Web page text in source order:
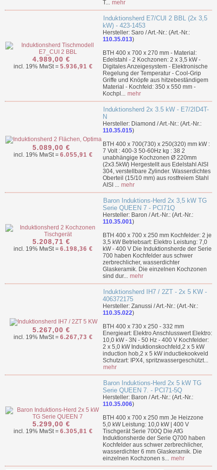
T... mehr
4.989,00 €
incl. 19% MwSt = 5.936,91 €
Induktionsherd E7/CUI 2 BBL (2x 3,5
kW) - 423-1453
Hersteller: Saro / Art.-Nr.: (Art.-Nr.:
110.35.013)
BTH 400 x 700 x 270 mm - Material:
Edelstahl - 2 Kochzonen: 2 x 3,5 kW -
Digitales Anzeigesystem - Elektronische
Regelung der Temperatur - Cool-Grip
Griffe und Knöpfe aus hitzebeständigem
Material - Kochfeld: 350 x 550 mm -
Kochpl... mehr
5.089,00 €
incl. 19% MwSt = 6.055,91 €
Induktionsherd 2x 3.5 kW - E7/2ID4T-
N
Hersteller: Diamond / Art.-Nr.: (Art.-Nr.:
110.35.015)
BTH 400 x 700(730) x 250(320) mm kW :
7 Volt : 400-3 50-60Hz kg : 38 2
unabhängige Kochzonen Ø 220mm
(2x3.5kW) Hergestellt aus Edelstahl AISI
304, verstellbare Zylinder. Wasserdichtes
Oberteil (15/10 mm) aus rostfreiem Stahl
AISI ... mehr
5.208,71 €
incl. 19% MwSt = 6.198,36 €
Baron Induktions-Herd 2x 3,5 kW TG
Serie QUEEN 7 - PCI71Q
Hersteller: Baron / Art.-Nr.: (Art.-Nr.:
110.35.001)
BTH 400 x 700 x 250 mm Kochfelder: 2 je
3,5 kW Betriebsart: Elektro Leistung: 7,0
kW - 400 V Die Induktionsherde der Serie
700 haben Kochfelder aus schwer
zerbrechlicher, wasserdichter
Glaskeramik. Die einzelnen Kochzonen
sind dur... mehr
5.267,00 €
incl. 19% MwSt = 6.267,73 €
Induktionsherd IH7 / 2ZT - 2x 5 KW -
406372175
Hersteller: Zanussi / Art.-Nr.: (Art.-Nr.:
110.35.022)
BTH 400 x 730 x 250 - 332 mm
Energieart: Elektro Anschlusswert Elektro:
10,0 kW - 3N - 50 Hz - 400 V Kochfelder:
2 x 5,0 kW Induktionskochfeld,2 x 5 kW
induction hob,2 x 5 kW inductiekookveld
Schutzart: IPX4, spritzwassergeschützt...
mehr
5.299,00 €
incl. 19% MwSt = 6.305,81 €
Baron Induktions-Herd 2x 5 kW TG
Serie QUEEN 7. - PCI71-5Q
Hersteller: Baron / Art.-Nr.: (Art.-Nr.:
110.35.006)
BTH 400 x 700 x 250 mm Je Heizzone
5,0 kW Leistung: 10,0 kW | 400 V
Tischgerät Serie 700Q Die AfG
Induktionsherde der Serie Q700 haben
Kochfelder aus schwer zerbrechlicher,
wasserdichter 6 mm Glaskeramik. Die
einzelnen Kochzonen s... mehr